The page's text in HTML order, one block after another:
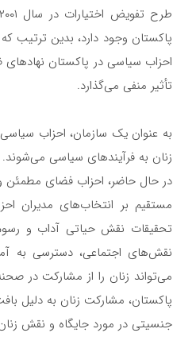
پاکستان وجود دارد، بدین ترتیب
احزاب سیاسی در پاکستان
تأثیر منفی می‌گذارد.
به عنوان یک سازمان، احزاب
زنان به فرآیندهای سیاسی
در حال حاضر، احزاب فضای مطمئن و
مستقیم بر انتخاب‌های مدیران
تحقیقات نقش حیاتی آداب و
نقش‌های اجتماعی، دسترسی به
می‌تواند زنان را از مشارکت در
پاکستان، مشارکت زنان به دلیل
جنسیتی در مورد جایگاه و نقش